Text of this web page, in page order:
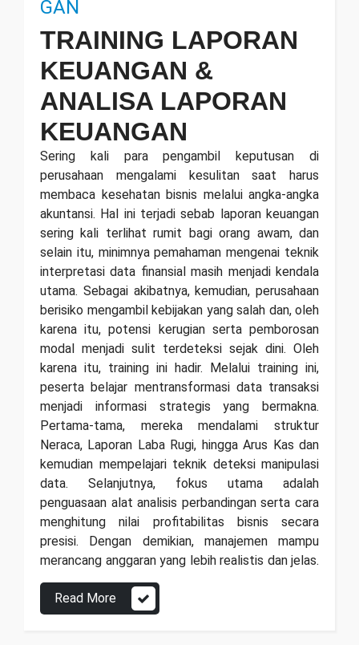
GAN
TRAINING LAPORAN
KEUANGAN &
ANALISA LAPORAN
KEUANGAN
Sering kali para pengambil keputusan di
perusahaan mengalami kesulitan saat harus
membaca kesehatan bisnis melalui angka-angka
akuntansi. Hal ini terjadi sebab laporan keuangan
sering kali terlihat rumit bagi orang awam, dan
selain itu, minimnya pemahaman mengenai teknik
interpretasi data finansial masih menjadi kendala
utama. Sebagai akibatnya, kemudian, perusahaan
berisiko mengambil kebijakan yang salah dan, oleh
karena itu, potensi kerugian serta pemborosan
modal menjadi sulit terdeteksi sejak dini. Oleh
karena itu, training ini hadir. Melalui training ini,
peserta belajar mentransformasi data transaksi
menjadi informasi strategis yang bermakna.
Pertama-tama, mereka mendalami struktur
Neraca, Laporan Laba Rugi, hingga Arus Kas dan
kemudian mempelajari teknik deteksi manipulasi
data. Selanjutnya, fokus utama adalah
penguasaan alat analisis perbandingan serta cara
menghitung nilai profitabilitas bisnis secara
presisi. Dengan demikian, manajemen mampu
merancang anggaran yang lebih realistis dan jelas.
Read More